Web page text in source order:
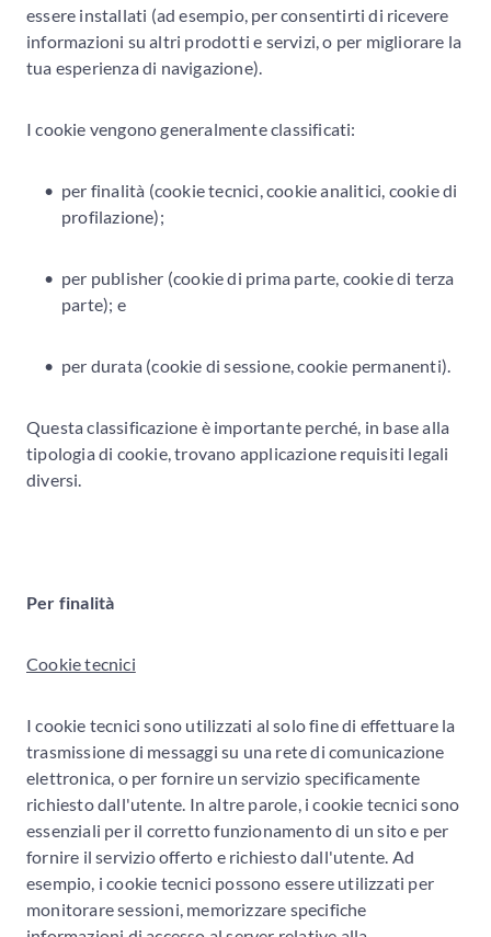
essere installati (ad esempio, per consentirti di ricevere
informazioni su altri prodotti e servizi, o per migliorare la
tua esperienza di navigazione).
I cookie vengono generalmente classificati:
per finalità (cookie tecnici, cookie analitici, cookie di
profilazione);
per publisher (cookie di prima parte, cookie di terza
parte); e
per durata (cookie di sessione, cookie permanenti).
Questa classificazione è importante perché, in base alla
tipologia di cookie, trovano applicazione requisiti legali
diversi.
Per finalità
Cookie tecnici
I cookie tecnici sono utilizzati al solo fine di effettuare la
trasmissione di messaggi su una rete di comunicazione
elettronica, o per fornire un servizio specificamente
richiesto dall'utente. In altre parole, i cookie tecnici sono
essenziali per il corretto funzionamento di un sito e per
fornire il servizio offerto e richiesto dall'utente. Ad
esempio, i cookie tecnici possono essere utilizzati per
monitorare sessioni, memorizzare specifiche